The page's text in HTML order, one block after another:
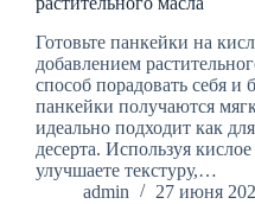
Готовьте панкейки на
добавлением
способ порадовать себя и
панкейки получаются
идеально подходит как
десерта. Используя
улучшаете текстуру,…
admin
27 июня